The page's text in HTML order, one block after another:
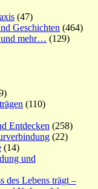
(47)
Geschichten (464)
mehr… (129)
(110)
Entdecken (258)
(22)
(14)
und
des Lebens trägt –